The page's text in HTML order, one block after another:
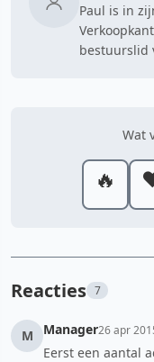
Paul is in
bestuurslid
Wat
🔥
Reacties 7
M Manager26 apr
Eerst een aantal